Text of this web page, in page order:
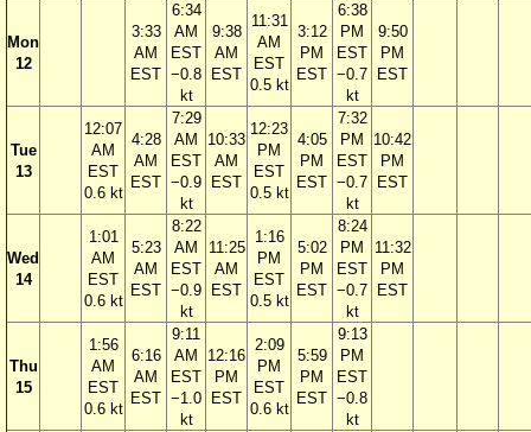
Mon
12
3:33
AM
EST
6:34
AM
EST
−0.8
kt
9:38
AM
EST
11:31
AM
EST
0.5 kt
3:12
PM
EST
6:38
PM
EST
−0.7
kt
9:50
PM
EST
Tue
13
12:07
AM
EST
0.6 kt
4:28
AM
EST
7:29
AM
EST
−0.9
kt
10:33
AM
EST
12:23
PM
EST
0.5 kt
4:05
PM
EST
7:32
PM
EST
−0.7
kt
10:42
PM
EST
Wed
14
1:01
AM
EST
0.6 kt
5:23
AM
EST
8:22
AM
EST
−0.9
kt
11:25
AM
EST
1:16
PM
EST
0.5 kt
5:02
PM
EST
8:24
PM
EST
−0.7
kt
11:32
PM
EST
Thu
15
1:56
AM
EST
0.6 kt
6:16
AM
EST
9:11
AM
EST
−1.0
kt
12:16
PM
EST
2:09
PM
EST
0.6 kt
5:59
PM
EST
9:13
PM
EST
−0.8
kt